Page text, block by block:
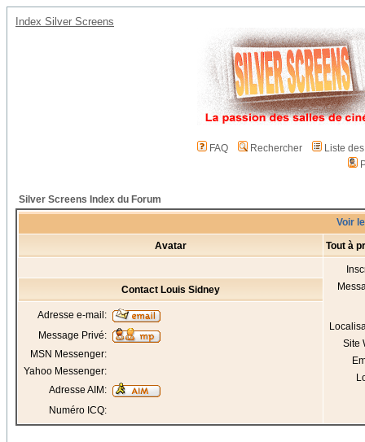
Index Silver Screens
FAQ Rechercher
Liste
Silver Screens Index du Forum
Voir
Avatar Tout à
Site
Contact Louis Sidney
Adresse e-mail:
Message Privé:
MSN Messenger:
Yahoo Messenger:
Adresse AIM:
Numéro ICQ: